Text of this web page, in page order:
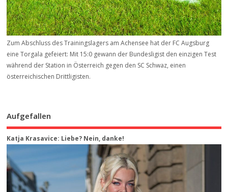
Zum Abschluss des Trainingslagers am Achensee hat der FC Augsburg
eine Torgala gefeiert: Mit 15:0 gewann der Bundesligist den einzigen Test
während der Station in Österreich gegen den SC Schwaz, einen
österreichischen Drittligisten.
Aufgefallen
Katja Krasavice: Liebe? Nein, danke!